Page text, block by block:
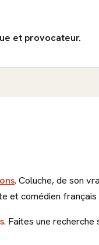
et provocateur.
. Coluche, de son
et comédien français
. Faites une recherche